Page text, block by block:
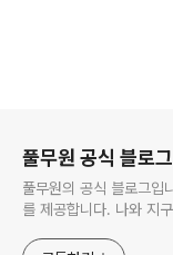
풀무원 공식 블로그
풀무원의 공식 블로그입
를 제공합니다. 나와 지